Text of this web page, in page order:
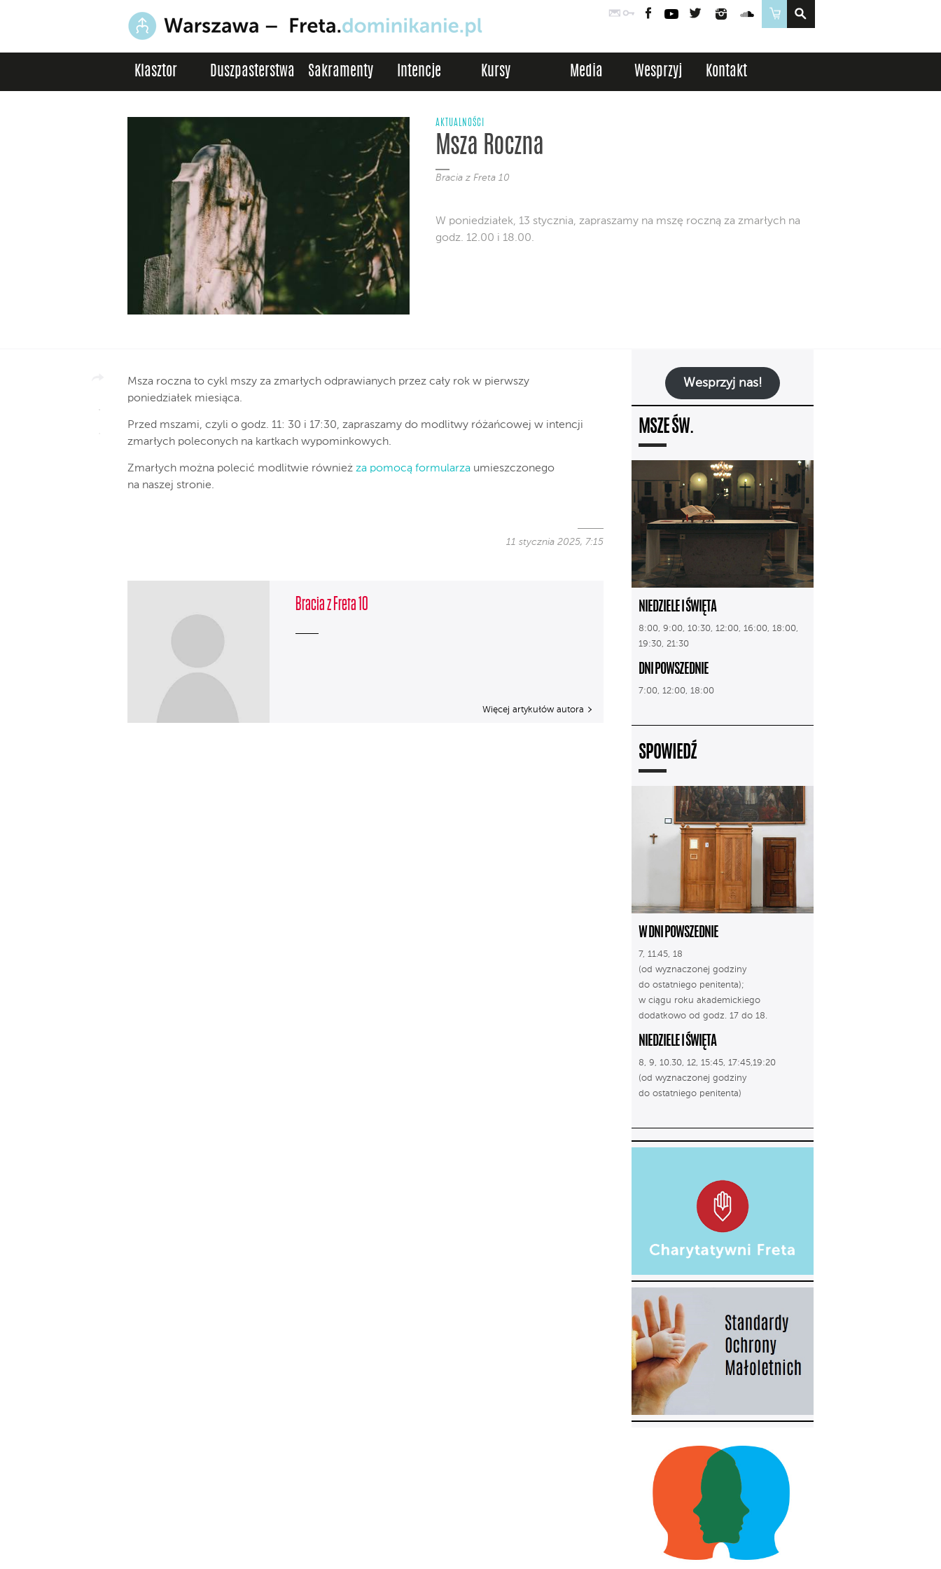
PocztaLogowanie
FacebookYouTubeTwitter InstagramSoundCloud
Sklep
Klasztor Duszpasterstwa Sakramenty Intencje Kursy Media Wesprzyj Kontakt
AKTUALNOŚCI
Msza Roczna
Bracia z Freta 10
W poniedziałek, 13 stycznia, zapraszamy na mszę roczną za zmarłych na
godz. 12.00 i 18.00.
Msza roczna to cykl mszy za zmarłych odprawianych przez cały rok w pierwszy
poniedziałek miesiąca.
Przed mszami, czyli o godz. 11: 30 i 17:30, zapraszamy do modlitwy różańcowej w intencji
zmarłych poleconych na kartkach wypominkowych.
Zmarłych można polecić modlitwie również za pomocą formularza umieszczonego
na naszej stronie.
11 stycznia 2025, 7:15
Bracia z Freta 10
Więcej artykułów autora
Wesprzyj nas!
MSZE ŚW.
NIEDZIELE I ŚWIĘTA
8:00, 9:00, 10:30, 12:00, 16:00, 18:00,
19:30, 21:30
DNI POWSZEDNIE
7:00, 12:00, 18:00
SPOWIEDŹ
W DNI POWSZEDNIE
7, 11.45, 18
(od wyznaczonej godziny
do ostatniego penitenta);
w ciągu roku akademickiego
dodatkowo od godz. 17 do 18.
NIEDZIELE I ŚWIĘTA
8, 9, 10.30, 12, 15:45, 17:45,19:20
(od wyznaczonej godziny
do ostatniego penitenta)